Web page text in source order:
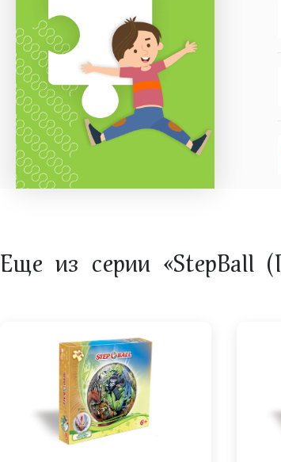
Еще из серии «StepBall